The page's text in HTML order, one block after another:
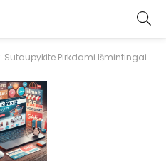
Pirkdami Išmintingai